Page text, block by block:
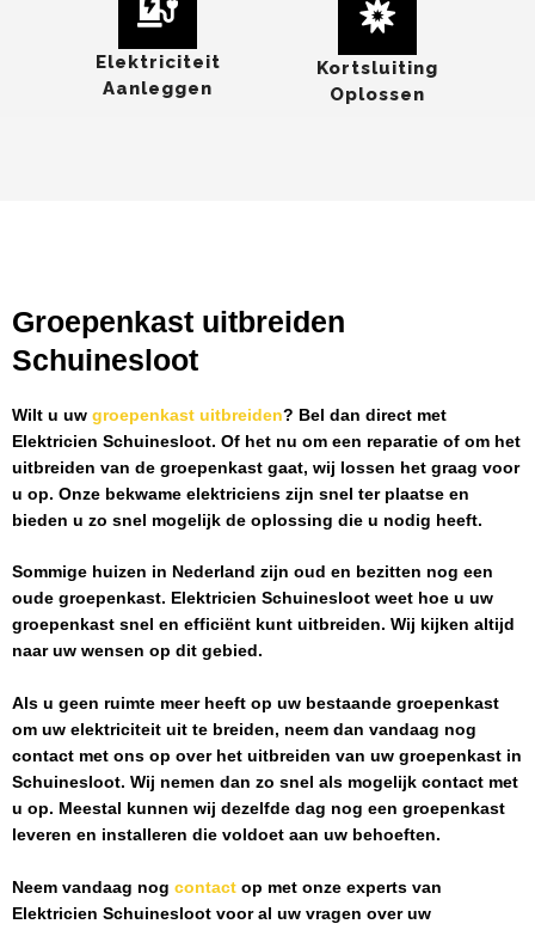
Elektriciteit
Aanleggen
Kortsluiting
Oplossen
Groepenkast uitbreiden
Schuinesloot
Wilt u uw groepenkast uitbreiden? Bel dan direct met
Elektricien Schuinesloot. Of het nu om een reparatie of om het
uitbreiden van de groepenkast gaat, wij lossen het graag voor
u op. Onze bekwame elektriciens zijn snel ter plaatse en
bieden u zo snel mogelijk de oplossing die u nodig heeft.
Sommige huizen in Nederland zijn oud en bezitten nog een
oude groepenkast. Elektricien Schuinesloot weet hoe u uw
groepenkast snel en efficiënt kunt uitbreiden. Wij kijken altijd
naar uw wensen op dit gebied.
Als u geen ruimte meer heeft op uw bestaande groepenkast
om uw elektriciteit uit te breiden, neem dan vandaag nog
contact met ons op over het uitbreiden van uw groepenkast in
Schuinesloot. Wij nemen dan zo snel als mogelijk contact met
u op. Meestal kunnen wij dezelfde dag nog een groepenkast
leveren en installeren die voldoet aan uw behoeften.
Neem vandaag nog contact op met onze experts van
Elektricien Schuinesloot voor al uw vragen over uw